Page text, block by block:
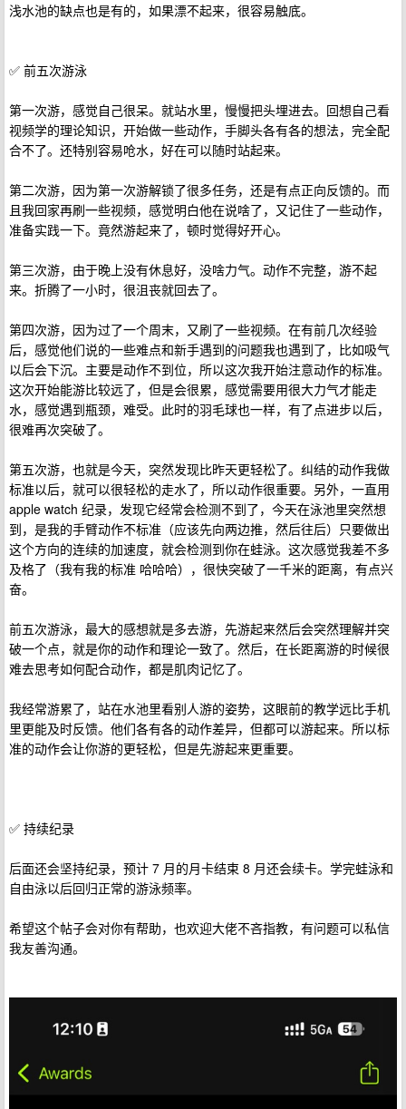
浅水池的缺点也是有的，如果漂不起来，很容易触底。
✅ 前五次游泳
第一次游，感觉自己很呆。就站水里，慢慢把头埋进去。回想自己看
视频学的理论知识，开始做一些动作，手脚头各有各的想法，完全配
合不了。还特别容易呛水，好在可以随时站起来。
第二次游，因为第一次游解锁了很多任务，还是有点正向反馈的。而
且我回家再刷一些视频，感觉明白他在说啥了，又记住了一些动作，
准备实践一下。竟然游起来了，顿时觉得好开心。
第三次游，由于晚上没有休息好，没啥力气。动作不完整，游不起
来。折腾了一小时，很沮丧就回去了。
第四次游，因为过了一个周末，又刷了一些视频。在有前几次经验
后，感觉他们说的一些难点和新手遇到的问题我也遇到了，比如吸气
以后会下沉。主要是动作不到位，所以这次我开始注意动作的标准。
这次开始能游比较远了，但是会很累，感觉需要用很大力气才能走
水，感觉遇到瓶颈，难受。此时的羽毛球也一样，有了点进步以后，
很难再次突破了。
第五次游，也就是今天，突然发现比昨天更轻松了。纠结的动作我做
标准以后，就可以很轻松的走水了，所以动作很重要。另外，一直用
apple watch 纪录，发现它经常会检测不到了，今天在泳池里突然想
到，是我的手臂动作不标准（应该先向两边推，然后往后）只要做出
这个方向的连续的加速度，就会检测到你在蛙泳。这次感觉我差不多
及格了（我有我的标准 哈哈哈），很快突破了一千米的距离，有点兴
奋。
前五次游泳，最大的感想就是多去游，先游起来然后会突然理解并突
破一个点，就是你的动作和理论一致了。然后，在长距离游的时候很
难去思考如何配合动作，都是肌肉记忆了。
我经常游累了，站在水池里看别人游的姿势，这眼前的教学远比手机
里更能及时反馈。他们各有各的动作差异，但都可以游起来。所以标
准的动作会让你游的更轻松，但是先游起来更重要。
✅ 持续纪录
后面还会坚持纪录，预计 7 月的月卡结束 8 月还会续卡。学完蛙泳和
自由泳以后回归正常的游泳频率。
希望这个帖子会对你有帮助，也欢迎大佬不吝指教，有问题可以私信
我友善沟通。